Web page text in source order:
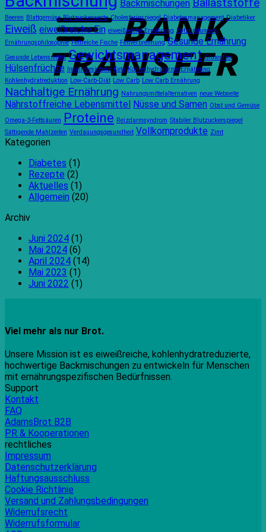
die
90-
Tage-
Regel
für
spezielle
Ernährungsbedürfnisse
Backmischungen
Beeren Blattgemüse Blutzuckerwerte Cholesterinspiegel Diabetesmanagement Diabetiker
Eiweiß eiweißreiche Ein eiweißreiche Ernährung Entzündungen
Ernährungsphilosophie Fettreiche Fische Fettverbrennung Gesunde Ernährung
Gesunde Lebensmittel Gewichtsmanagement Glutenfrei
Hülsenfrüchte Insulinresistenz Keto Kohlenhydratarme Ernährung
Kohlenhydratreduktion Low-Carb-Diät Low Carb Low Carb Ernährung
Nachhaltige Ernährung Nahrungsmittelalternativen neue Webseite
Nährstoffreiche Lebensmittel Nüsse und Samen Obst und Gemüse
Omega-3-Fettsäuren Proteine Reizdarmsyndrom Stabiler Blutzuckerspiegel
Sättigende Mahlzeiten Verdauungsgesundheit Vollkornprodukte Zimt
Kategorien
Diabetes (1)
Rezepte (2)
Aktuelles (1)
Allgemein (20)
Archiv
Juni 2024 (1)
Mai 2024 (6)
April 2024 (14)
Mai 2023 (1)
Juni 2022 (1)
Viel mehr als nur Brot.
Unsere Mission ist es eiweißreiche, kohlenhydratreduzierte,
hochwertige Backmischungen zu entwickeln für Menschen
mit ernährungspezifischen Bedürfnissen.
Support
Kontakt
FAQ
AdamsBrot B2B
PR & Kooperationen
rechtliches
Impressum
Datenschutzerklärung
Haftungsausschluss
Cookie Richtlinie
Versand und Zahlungsbedingungen
Widerrufsrecht
Widerrufsformular